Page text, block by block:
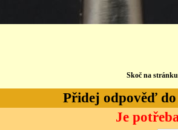
Skoč na
Přidej odpověď
Je